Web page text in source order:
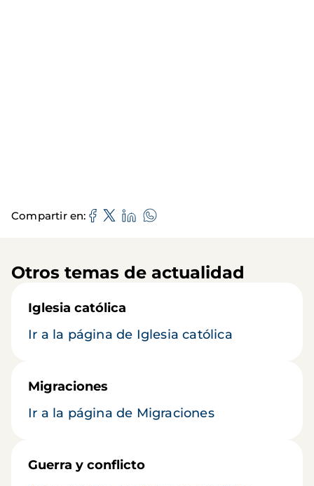
Compartir en
Otros temas de actualidad
Iglesia católica
Ir a la página de Iglesia católica
Migraciones
Ir a la página de Migraciones
Guerra y conflicto